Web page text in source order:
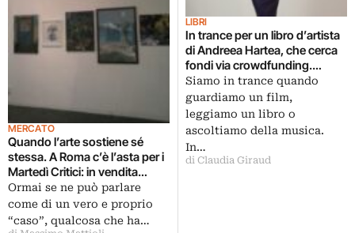
MERCATO
Quando l’arte sostiene sé
stessa. A Roma c’è l’asta per i
Martedì Critici: in vendita
opere donate dagli artisti
protagonisti degli incontri
Ormai se ne può parlare
come di un vero e proprio
“caso”, qualcosa che ha…
LIBRI
In trance per un libro d’artista
di Andreea Hartea, che cerca
fondi via crowdfunding.
Cinquanta creativi italiani, da
Masbedo a Vedovamazzei,
ipnotizzati in nome dell’arte
Siamo in trance quando
guardiamo un film,
leggiamo un libro o
ascoltiamo della musica.
In…
di Claudia Giraud